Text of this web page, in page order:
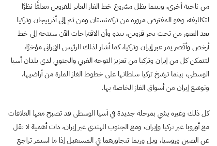
من ناحية أخرى، وبينما يظل مشروع خط الغاز العابر للقزوين معلقًا نظرًا
لتكاليفه، وهو المفترض مروره من تركمنستان ومن ثم إلى أذربيجان وتركيا
بعد العبور من تحت بحر قزوين، يبدو وأن الاقتراحات الآن ستتجه إلى خط
أرخص وأقصر يمر عبر إيران وتركيا، كما أشار لذلك الرئيس الإيراني مؤخرًا،
لتتمكن كل من إيران وتركيا من تعزيز التوجه الغربي والجنوبي لدى بلدان أسيا
الوسطى، بينما ترسّخ تركيا سلطانها على خطوط الغاز المارة من أراضيها،
وتوسّع إيران من أسواق الغاز الخاصة بها.
كل ذلك وغيره يشي بمرحلة جديدة في أسيا الوسطى قد تصبح معها العلاقات
مع أوروبا عبر تركيا وإيران، ومع الجنوب الهندي عبر إيران، ذات أهمية لا تقل
عن الصين وروسيا، وبل وربما تتجاوزهما في المستقبل إذا ما استمر تراجع